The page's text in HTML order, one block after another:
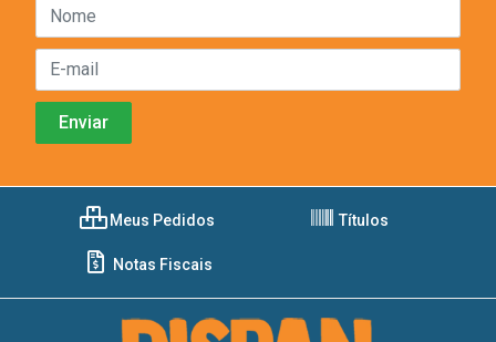
Meus Pedidos Títulos
Notas Fiscais